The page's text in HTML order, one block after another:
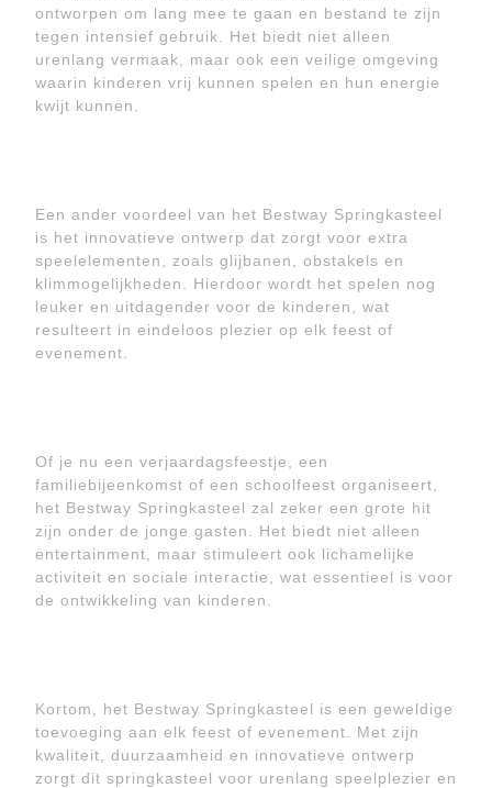
ontworpen om lang mee te gaan en bestand te zijn
tegen intensief gebruik. Het biedt niet alleen
urenlang vermaak, maar ook een veilige omgeving
waarin kinderen vrij kunnen spelen en hun energie
kwijt kunnen.
Een ander voordeel van het Bestway Springkasteel
is het innovatieve ontwerp dat zorgt voor extra
speelelementen, zoals glijbanen, obstakels en
klimmogelijkheden. Hierdoor wordt het spelen nog
leuker en uitdagender voor de kinderen, wat
resulteert in eindeloos plezier op elk feest of
evenement.
Of je nu een verjaardagsfeestje, een
familiebijeenkomst of een schoolfeest organiseert,
het Bestway Springkasteel zal zeker een grote hit
zijn onder de jonge gasten. Het biedt niet alleen
entertainment, maar stimuleert ook lichamelijke
activiteit en sociale interactie, wat essentieel is voor
de ontwikkeling van kinderen.
Kortom, het Bestway Springkasteel is een geweldige
toevoeging aan elk feest of evenement. Met zijn
kwaliteit, duurzaamheid en innovatieve ontwerp
zorgt dit springkasteel voor urenlang speelplezier en